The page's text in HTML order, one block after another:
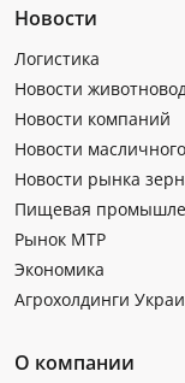
Новости
Логистика
Новости
Новости компаний
Новости
Новости рынка
Пищевая
Рынок МТР
Экономика
Агрохолдинги
О компании